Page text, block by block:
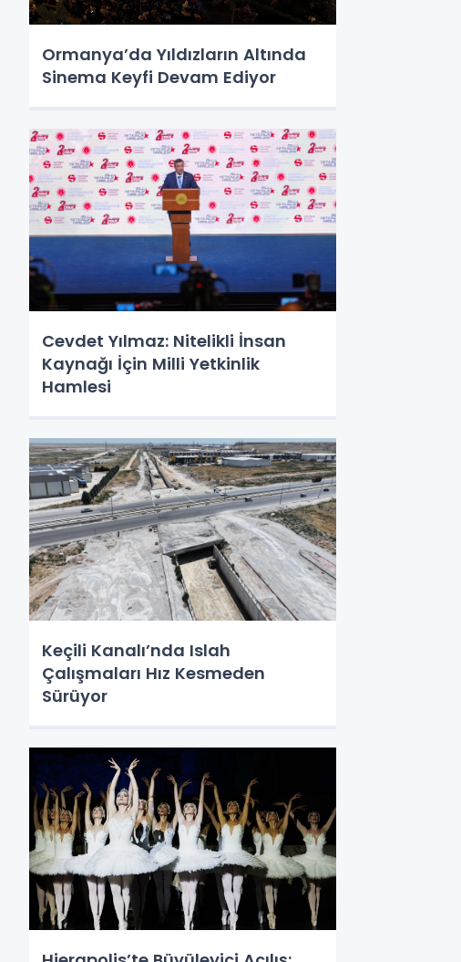
Ormanya’da Yıldızların Altında
Sinema Keyfi Devam Ediyor
Cevdet Yılmaz: Nitelikli İnsan
Kaynağı İçin Milli Yetkinlik
Hamlesi
Keçili Kanalı’nda Islah
Çalışmaları Hız Kesmeden
Sürüyor